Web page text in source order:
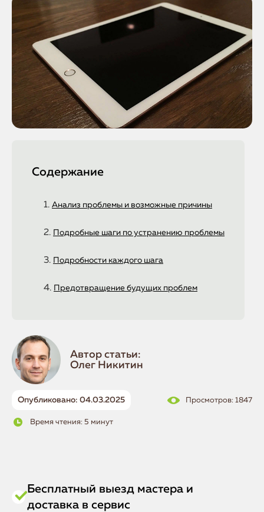
Содержание
Анализ проблемы и возможные причины
Подробные шаги по устранению проблемы
Подробности каждого шага
Предотвращение будущих проблем
Автор статьи:
Олег Никитин
Опубликовано: 04.03.2025 Просмотров: 1847
Время чтения: 5 минут
Бесплатный выезд мастера и
доставка в сервис